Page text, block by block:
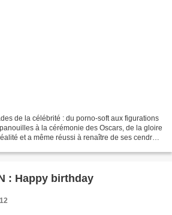
de la célébrité : du porno-soft aux figurations
à la cérémonie des Oscars, de la gloire
et a même réussi à renaître de ses cendres
: Happy birthday